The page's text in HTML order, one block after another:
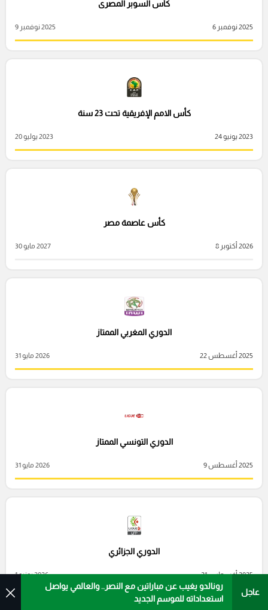
كأس السوبر المصرى
2025 نوفمبر 6 2025 نوفمبر 9
كأس الامم الإفريقية تحت 23 سنة
2023 يونيو 24 2023 يوليو 20
كأس عاصمة مصر
2026 أكتوبر 8 2027 مايو 30
الدوري المغربي الممتاز
2025 أغسطس 22 2026 مايو 31
الدوري التونسي الممتاز
2025 أغسطس 9 2026 مايو 31
الدوري الجزائري
2025 أغسطس 21 2026 يونيو 1
عاجل
رونالدو يغيب عن مباراتين مع النصر.. والعالمي يواصل
استعداداته للموسم الجديد